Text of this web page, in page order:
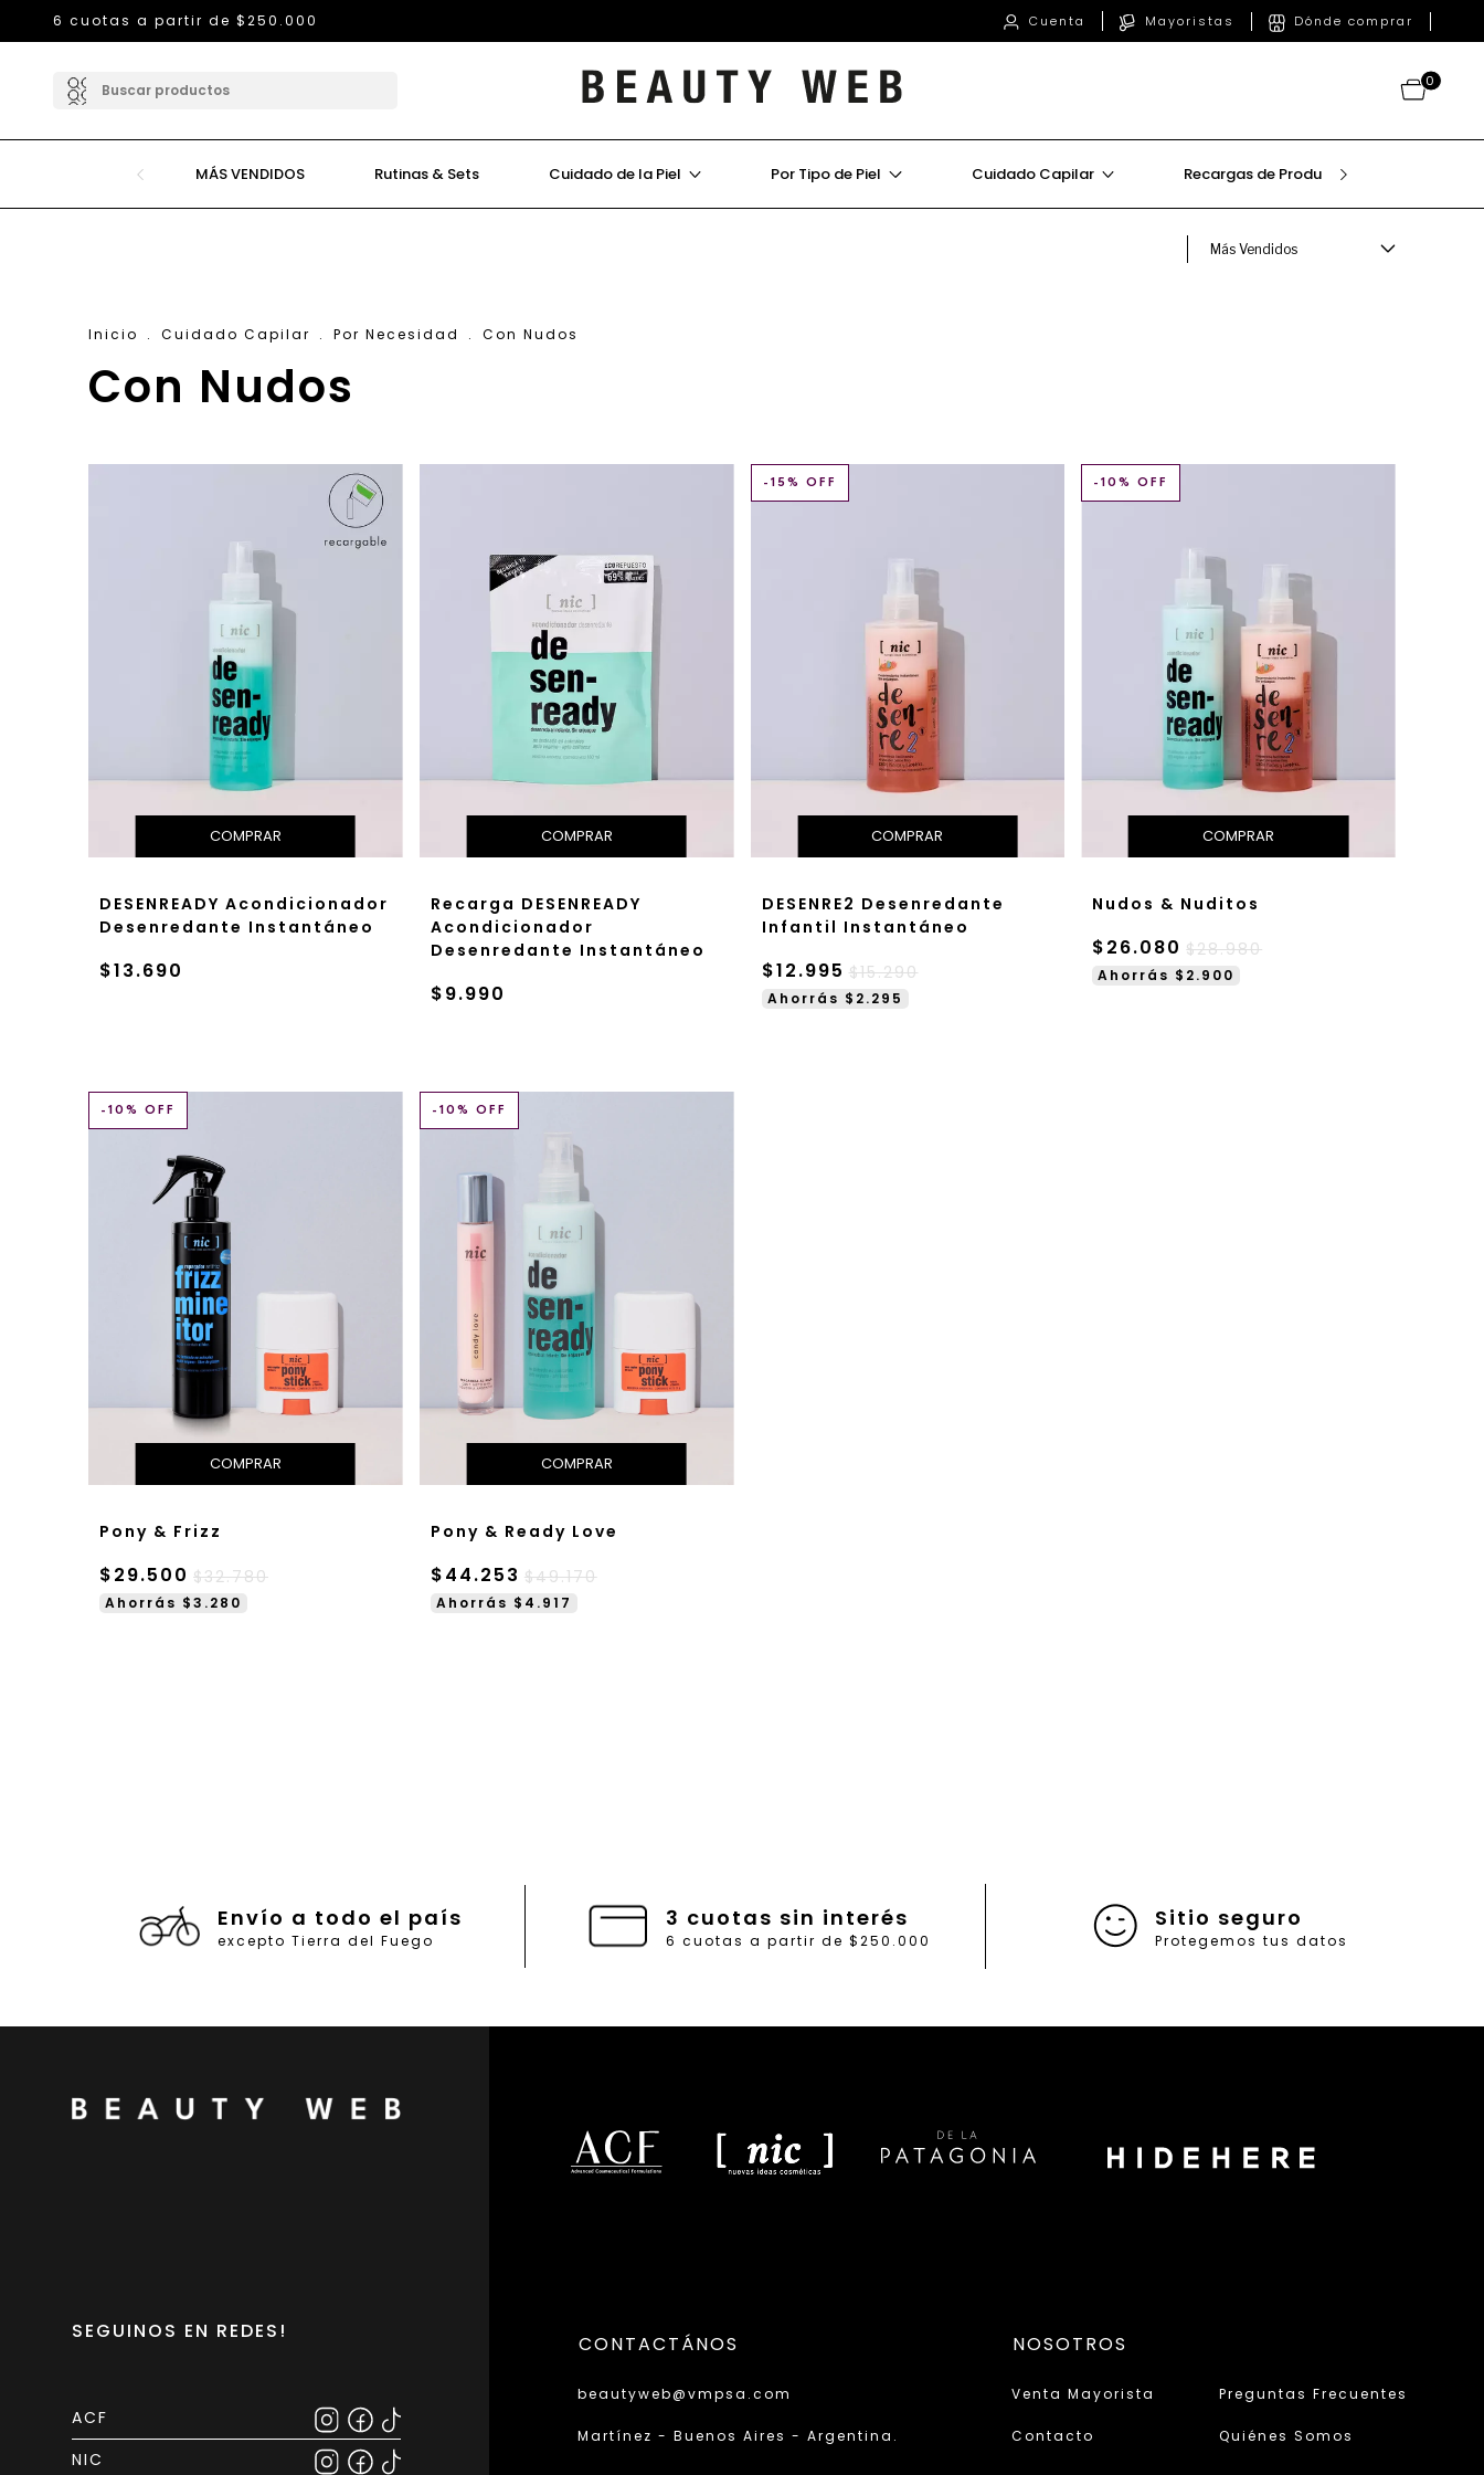
6 cuotas a partir de $250.000 Cuenta Mayoristas Dónde comprar
0
MÁS VENDIDOS Rutinas & Sets Cuidado de la Piel Por Tipo de Piel Cuidado Capilar Recargas de Producto
Inicio . Cuidado Capilar . Por Necesidad . Con Nudos
Con Nudos
DESENREADY Acondicionador
Desenredante Instantáneo
$13.690
Recarga DESENREADY
Acondicionador
Desenredante Instantáneo
$9.990
- 15% OFF
DESENRE2 Desenredante
Infantil Instantáneo
$12.995 $15.290
Ahorrás $2.295
-10% OFF
Nudos & Nuditos
$26.080 $28.980
Ahorrás $2.900
- 10 % OFF
Pony & Frizz
$29.500 $32.780
Ahorrás $3.280
- 10 % OFF
Pony & Ready Love
$44.253 $49.170
Ahorrás $4.917
Envío a todo el país
excepto Tierra del Fuego
3 cuotas sin interés
6 cuotas a partir de $250.000
Sitio seguro
Protegemos tus datos
SEGUINOS EN REDES!
ACF
NIC
CONTACTÁNOS
beautyweb@vmpsa.com
Martínez - Buenos Aires - Argentina.
NOSOTROS
Venta Mayorista
Contacto
Preguntas Frecuentes
Quiénes Somos